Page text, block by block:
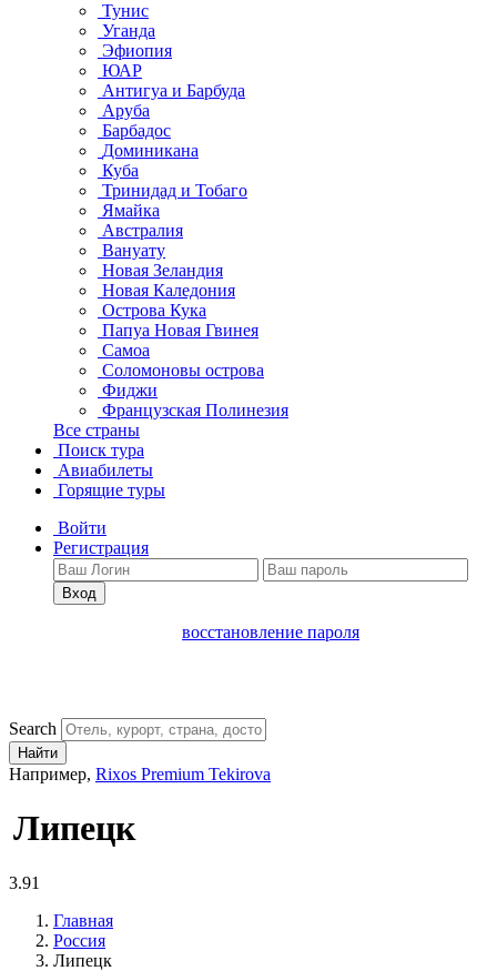
Тунис
Уганда
Эфиопия
ЮАР
Антигуа и Барбуда
Аруба
Барбадос
Доминикана
Куба
Тринидад и Тобаго
Ямайка
Австралия
Вануату
Новая Зеландия
Новая Каледония
Острова Кука
Папуа Новая Гвинея
Самоа
Соломоновы острова
Фиджи
Французская Полинезия
Все страны
Поиск тура
Авиабилеты
Горящие туры
Войти
Регистрация
Вход
восстановление пароля
Search
Найти
Например, Rixos Premium Tekirova
Липецк
3.91
Главная
Россия
Липецк